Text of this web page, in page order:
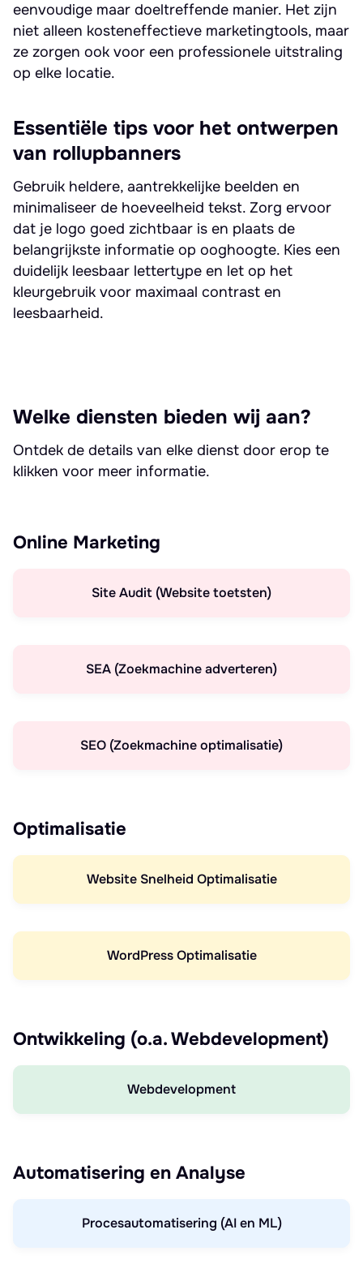
eenvoudige maar doeltreffende manier. Het zijn
niet alleen kosteneffectieve marketingtools, maar
ze zorgen ook voor een professionele uitstraling
op elke locatie.
Essentiële tips voor het ontwerpen
van rollupbanners
Gebruik heldere, aantrekkelijke beelden en
minimaliseer de hoeveelheid tekst. Zorg ervoor
dat je logo goed zichtbaar is en plaats de
belangrijkste informatie op ooghoogte. Kies een
duidelijk leesbaar lettertype en let op het
kleurgebruik voor maximaal contrast en
leesbaarheid.
Welke diensten bieden wij aan?
Ontdek de details van elke dienst door erop te
klikken voor meer informatie.
Online Marketing
Site Audit (Website toetsten)
SEA (Zoekmachine adverteren)
SEO (Zoekmachine optimalisatie)
Optimalisatie
Website Snelheid Optimalisatie
WordPress Optimalisatie
Ontwikkeling (o.a. Webdevelopment)
Webdevelopment
Automatisering en Analyse
Procesautomatisering (AI en ML)